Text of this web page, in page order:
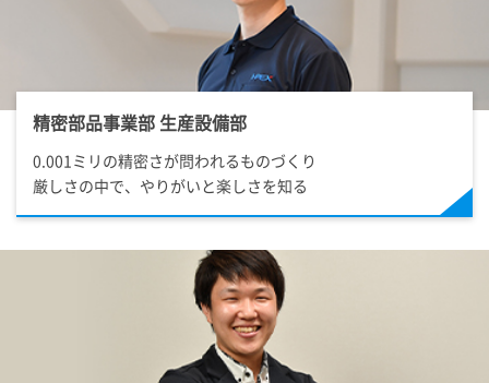
精密部品事業部 生産設備部
0.001ミリの精密さが問われるものづくり
厳しさの中で、やりがいと楽しさを知る